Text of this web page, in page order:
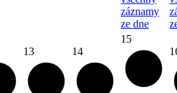
záznamy
ze dne
13 14
15